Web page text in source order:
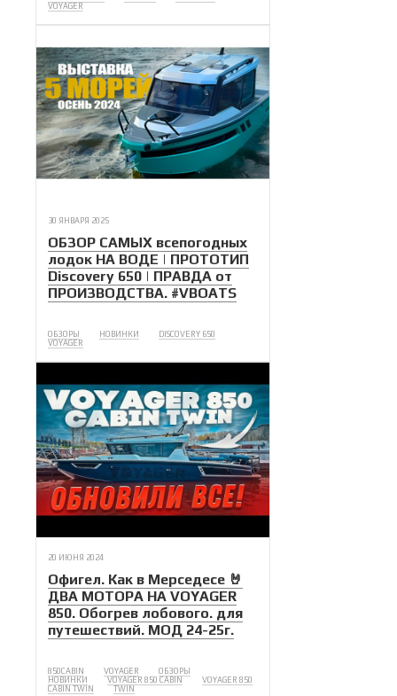
VOYAGER
30 ЯНВАРЯ 2025
ОБЗОР САМЫХ всепогодных
лодок НА ВОДЕ | ПРОТОТИП
Discovery 650 | ПРАВДА от
ПРОИЗВОДСТВА. #VBOATS
ОБЗОРЫ НОВИНКИ
DISCOVERY 650
VOYAGER
20 ИЮНЯ 2024
Офигел. Как в Мерседесе 🤘
ДВА МОТОРА НА VOYAGER
850. Обогрев лобового. для
путешествий. МОД 24-25г.
850CABIN VOYAGER
ОБЗОРЫ
НОВИНКИ
VOYAGER 850 CABIN
VOYAGER 850
CABIN TWIN
TWIN